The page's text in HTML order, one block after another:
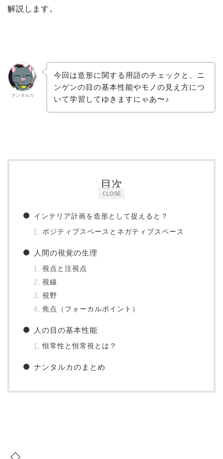
解説します。
ナンタルカ
今回は造形に関する用語のチェックと、ニ
ンゲンの目の基本性能やモノの見え方につ
いて学習してゆきますにゃあ〜♪
CLOSE
目次
インテリア計画を造形として捉えると？
ポジティブスペースとネガティブスペース
人間の視覚の生理
視点と注視点
視線
視野
焦点（フォーカルポイント）
人の目の基本性能
恒常性と恒常視とは？
ナンタルカのまとめ